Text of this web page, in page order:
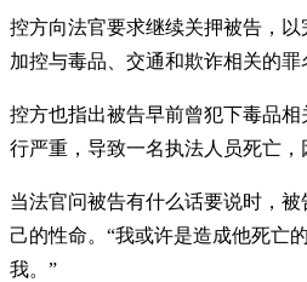
控方向法官要求继续关押被告，
加控与毒品、交通和欺诈相关的罪
控方也指出被告早前曾犯下毒品
行严重，导致一名执法人员死亡，
当法官问被告有什么话要说时，
己的性命。“我或许是造成他死亡
我。”